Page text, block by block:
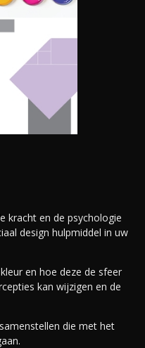
kracht en de psychologie
design hulpmiddel in uw
en hoe deze de sfeer
kan wijzigen en de
die met het